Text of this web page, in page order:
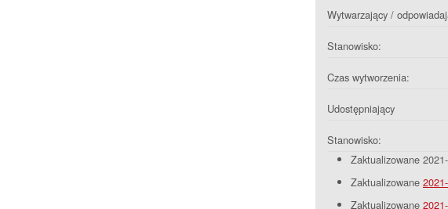
Wytwarzający /
Stanowisko:
Czas wytworzenia:
Udostępniający
Stanowisko:
Zaktualizowane
Zaktualizowane
Zaktualizowane